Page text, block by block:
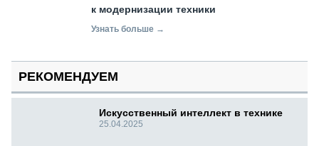
к модернизации техники
Узнать больше →
РЕКОМЕНДУЕМ
Искусственный интеллект в технике
25.04.2025